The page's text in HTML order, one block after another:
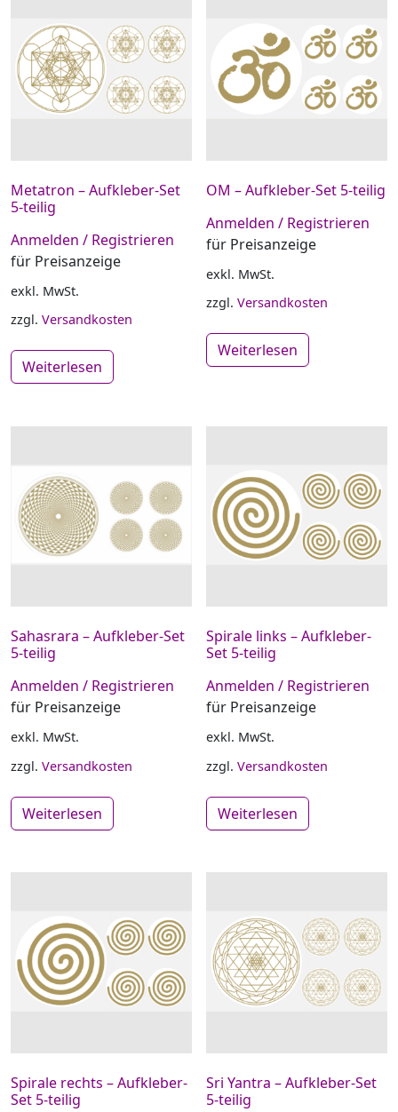
Metatron – Aufkleber-Set
5-teilig
Anmelden / Registrieren
für Preisanzeige
exkl. MwSt.
zzgl. Versandkosten
Weiterlesen
OM – Aufkleber-Set 5-teilig
Anmelden / Registrieren
für Preisanzeige
exkl. MwSt.
zzgl.Versandkosten
Weiterlesen
Sahasrara – Aufkleber-Set
5-teilig
Anmelden / Registrieren
für Preisanzeige
exkl. MwSt.
zzgl. Versandkosten
Weiterlesen
Spirale links – Aufkleber-
Set 5-teilig
Anmelden / Registrieren
für Preisanzeige
exkl. MwSt.
zzgl.Versandkosten
Weiterlesen
Spirale rechts – Aufkleber-
Set 5-teilig
Sri Yantra – Aufkleber-Set
5-teilig